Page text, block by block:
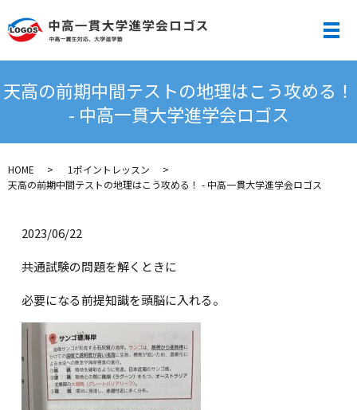
メ
天高の前期中間テストの地理はこう攻める！
- 中高一貫大学進学会ロゴス
HOME
1ポイントレッスン
天高の前期中間テストの地理はこう攻める！ - 中高一貫大学進学会ロゴス
2023/06/22
共通試験の問題を解くときに
必要になる前提知識を頭脳に入れる。